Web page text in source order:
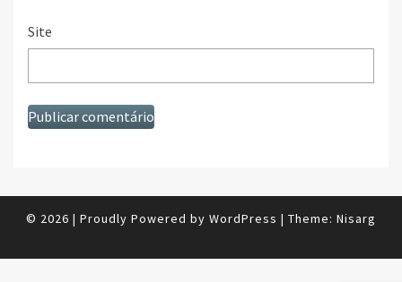
Site
© 2026 | Proudly Powered by WordPress | Theme: Nisarg